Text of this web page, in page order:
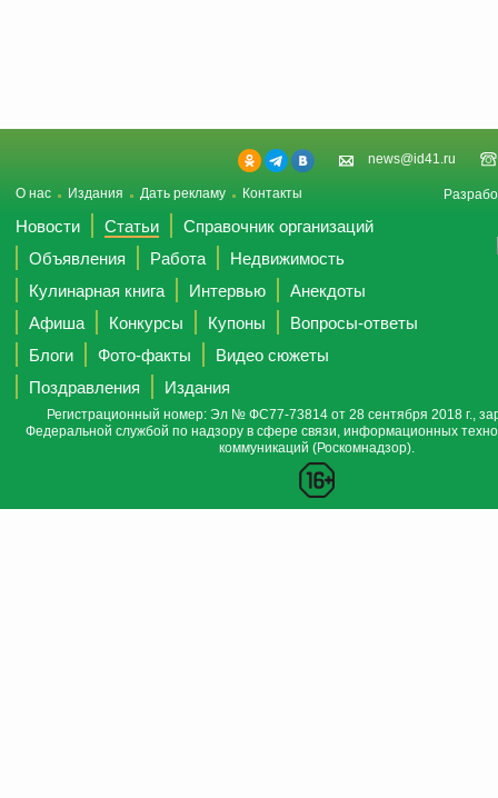
news@id41.ru
О нас Издания Дать рекламу Контакты
Новости Статьи
Справочник организаций
Объявления
Работа
Недвижимость
Кулинарная книга
Интервью
Анекдоты
Афиша
Конкурсы Купоны
Вопросы-ответы
Блоги
Фото-факты
Видео сюжеты
Поздравления
Издания
Регистрационный номер: Эл № ФС77-73814 от 28 сентября 2018 г.,
Федеральной службой по надзору в сфере связи, информационных
коммуникаций (Роскомнадзор).